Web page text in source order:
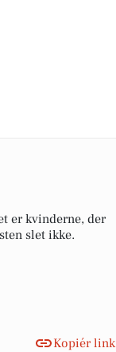
er kvinderne, der
slet ikke.
Kopiér link